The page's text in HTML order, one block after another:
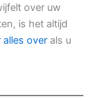
over uw
is het altijd
alles over als u